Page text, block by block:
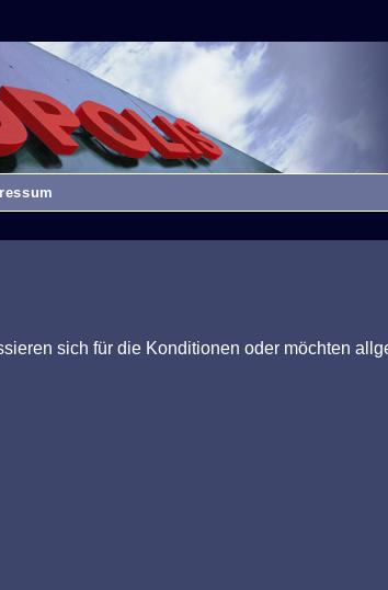
sich für die Konditionen oder möchten